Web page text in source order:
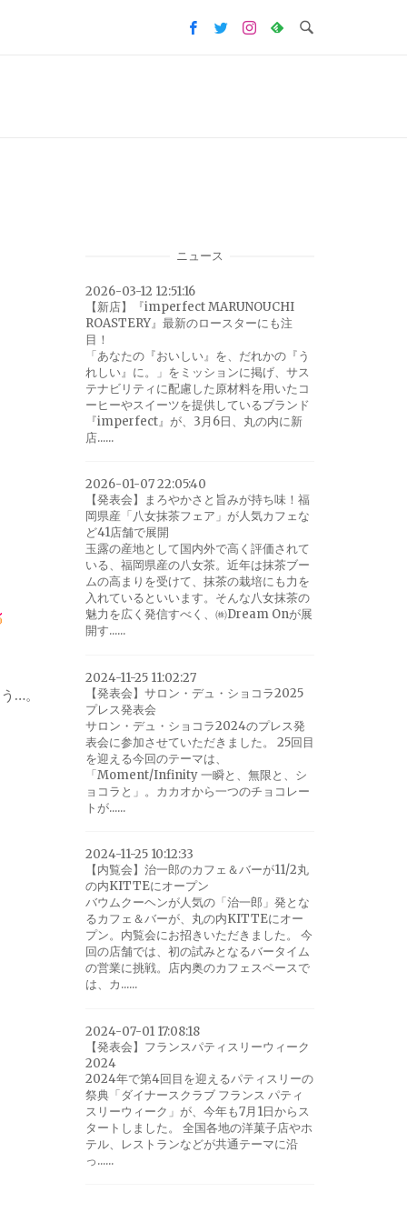
…。
ニュース
2026-03-12 12:51:16
【新店】『imperfect MARUNOUCHI
ROASTERY』最新のロースターにも注
目！
「あなたの『おいしい』を、だれかの『う
れしい』に。」をミッションに掲げ、サス
テナビリティに配慮した原材料を用いたコ
ーヒーやスイーツを提供しているブランド
『imperfect』が、3月6日、丸の内に新
店......
2026-01-07 22:05:40
【発表会】まろやかさと旨みが持ち味！福
岡県産「八女抹茶フェア」が人気カフェな
ど41店舗で展開
玉露の産地として国内外で高く評価されて
いる、福岡県産の八女茶。近年は抹茶ブー
ムの高まりを受けて、抹茶の栽培にも力を
入れているといいます。そんな八女抹茶の
魅力を広く発信すべく、㈱Dream Onが展
開す......
2024-11-25 11:02:27
【発表会】サロン・デュ・ショコラ2025
プレス発表会
サロン・デュ・ショコラ2024のプレス発
表会に参加させていただきました。 25回目
を迎える今回のテーマは、
「Moment/Infinity 一瞬と、無限と、シ
ョコラと」。カカオから一つのチョコレー
トが......
2024-11-25 10:12:33
【内覧会】治一郎のカフェ＆バーが11/2丸
の内KITTEにオープン
バウムクーヘンが人気の「治一郎」発とな
るカフェ＆バーが、丸の内KITTEにオー
プン。内覧会にお招きいただきました。 今
回の店舗では、初の試みとなるバータイム
の営業に挑戦。店内奥のカフェスペースで
は、カ......
2024-07-01 17:08:18
【発表会】フランスパティスリーウィーク
2024
2024年で第4回目を迎えるパティスリーの
祭典「ダイナースクラブ フランス パティ
スリーウィーク」が、今年も7月1日からス
タートしました。 全国各地の洋菓子店やホ
テル、レストランなどが共通テーマに沿
っ......